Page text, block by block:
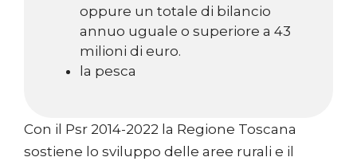
oppure un totale di bilancio
annuo uguale o superiore a 43
milioni di euro.
la pesca
Con il Psr 2014-2022 la Regione Toscana
sostiene lo sviluppo delle aree rurali e il